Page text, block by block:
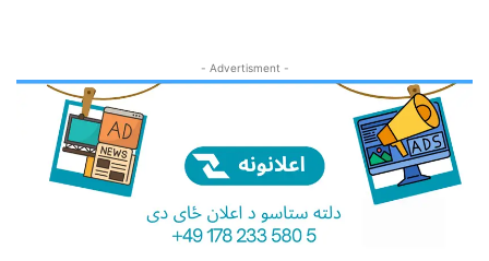
- Advertisment -